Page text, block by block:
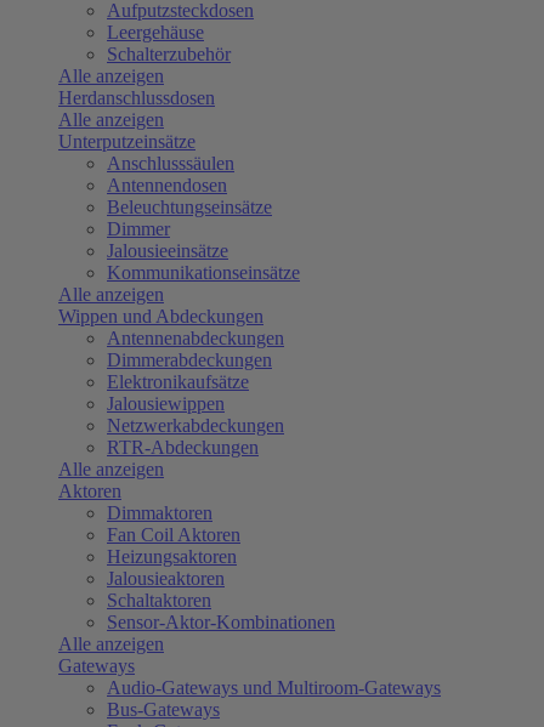
Aufputzsteckdosen
Leergehäuse
Schalterzubehör
Alle anzeigen
Herdanschlussdosen
Alle anzeigen
Unterputzeinsätze
Anschlusssäulen
Antennendosen
Beleuchtungseinsätze
Dimmer
Jalousieeinsätze
Kommunikationseinsätze
Alle anzeigen
Wippen und Abdeckungen
Antennenabdeckungen
Dimmerabdeckungen
Elektronikaufsätze
Jalousiewippen
Netzwerkabdeckungen
RTR-Abdeckungen
Alle anzeigen
Aktoren
Dimmaktoren
Fan Coil Aktoren
Heizungsaktoren
Jalousieaktoren
Schaltaktoren
Sensor-Aktor-Kombinationen
Alle anzeigen
Gateways
Audio-Gateways und Multiroom-Gateways
Bus-Gateways